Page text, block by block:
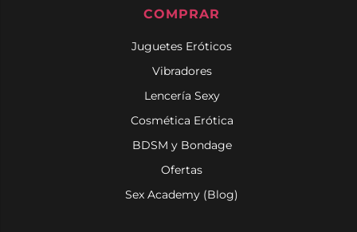
COMPRAR
Juguetes Eróticos
Vibradores
Lencería Sexy
Cosmética Erótica
BDSM y Bondage
Ofertas
Sex Academy (Blog)